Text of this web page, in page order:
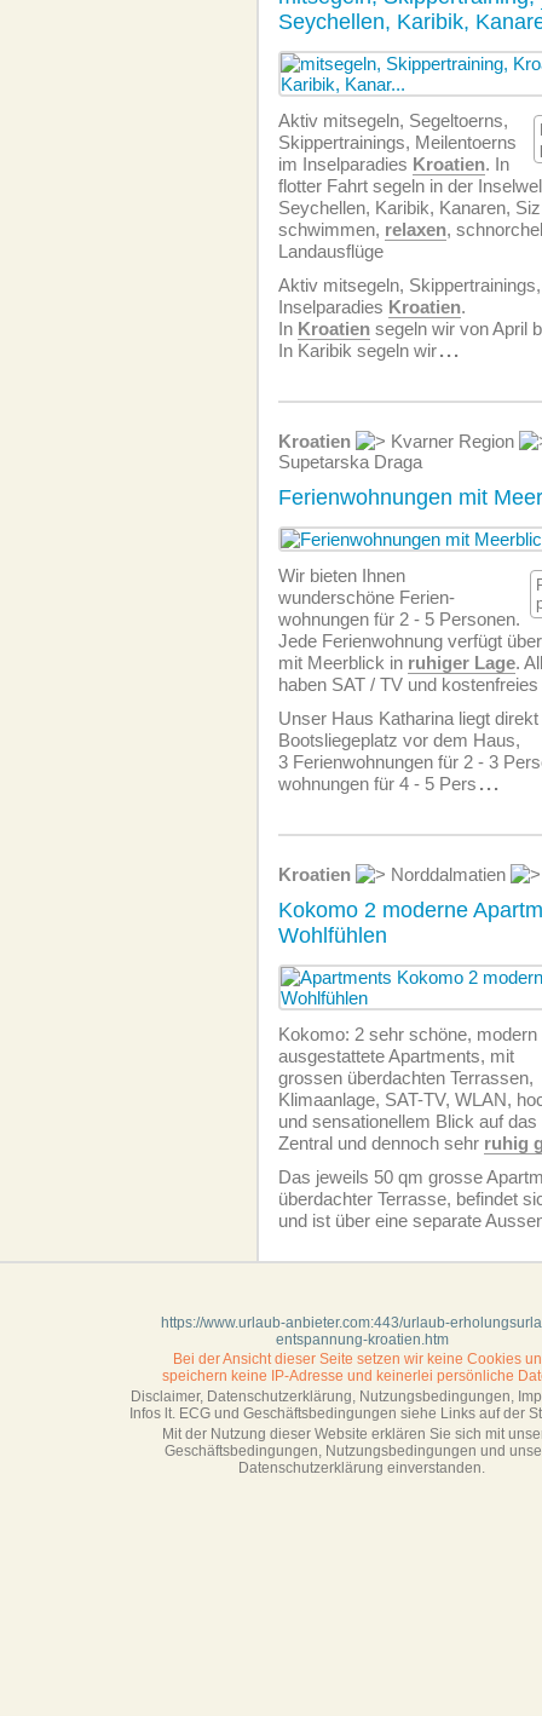
Seychellen, Karibik,
Aktiv mitsegeln, Segeltoerns,
Skippertrainings, Meilentoerns
im Inselparadies Kroatien. In
flotter Fahrt segeln in der
Seychellen, Karibik, Kanaren,
schwimmen, relaxen,
Landausflüge
Aktiv mitsegeln,
Inselparadies Kroatien.
In Kroatien segeln wir von April
In Karibik segeln wir...
Kroatien
Kvarner Region
Supetarska Draga
Ferienwohnungen mit
Wir bieten Ihnen
wunderschöne Ferien­
wohnungen für 2 - 5 Personen.
Jede Ferien­wohnung verfügt
mit Meerblick in ruhiger Lage.
haben SAT / TV und
Unser Haus Katharina liegt
Bootsliegeplatz vor dem Haus,
3 Ferien­wohnungen für 2 - 3
wohnungen für 4 - 5 Pers ...
Kroatien Norddalmatien
Kokomo 2 moderne
Wohlfühlen
Kokomo: 2 sehr schöne, modern
ausgestattete Apartments, mit
grossen überdachten Terrassen,
Klimaanlage, SAT-TV, WLAN,
und sensationellem Blick auf das
Zentral und dennoch sehr ruhig
Das jeweils 50 qm grosse
überdachter Terrasse, befindet
und ist über eine separate
https://www.urlaub-anbieter.com:443/urlaub-
entspannung-kroatien.htm
Bei der Ansicht dieser Seite setzen wir keine Cookies
speichern keine IP-Adresse und keinerlei persönliche
Disclaimer, Datenschutzerklärung, Nutzungsbedingungen,
Infos lt. ECG und Geschäftsbedingungen siehe Links auf der
Mit der Nutzung dieser Website erklären Sie sich mit
Geschäftsbedin­gungen, Nutzungsbedingungen und
Datenschutzerklärung einverstanden.